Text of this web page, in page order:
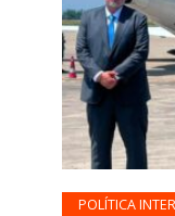
POLÍTICA